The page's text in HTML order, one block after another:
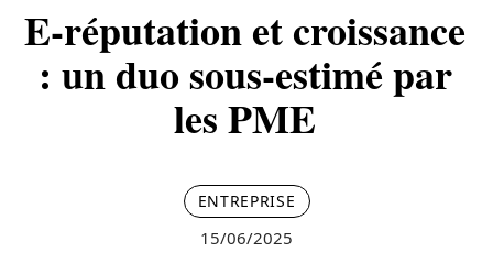
E-réputation et croissance
: un duo sous-estimé par
les PME
ENTREPRISE
15/06/2025